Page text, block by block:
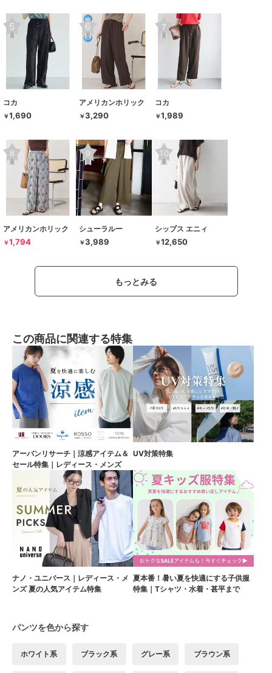
コカ
￥1,690
アメリカンホリック
￥3,290
コカ
￥1,989
アメリカンホリック
￥1,794
シューラルー
￥3,989
シップス エニィ
￥12,650
もっとみる
この商品に関連する特集
アーバンリサーチ｜涼感アイテム＆
セール特集｜レディース・メンズ
UV対策特集
ナノ・ユニバース｜レディース・メ
ンズ 夏の人気アイテム特集
夏本番！暑い夏を快適にする子供服
特集｜Tシャツ・水着・甚平まで
パンツを色から探す
ホワイト系 ブラック系 グレー系 ブラウン系